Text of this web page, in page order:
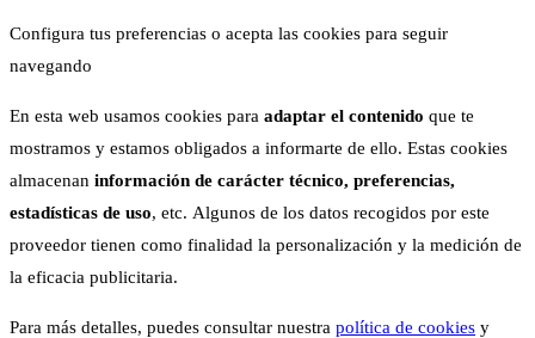
Configura tus preferencias o acepta las cookies para seguir
navegando
En esta web usamos cookies para adaptar el contenido que te
mostramos y estamos obligados a informarte de ello. Estas cookies
almacenan información de carácter técnico, preferencias,
estadísticas de uso, etc. Algunos de los datos recogidos por este
proveedor tienen como finalidad la personalización y la medición de
la eficacia publicitaria.
Para más detalles, puedes consultar nuestra política de cookies y